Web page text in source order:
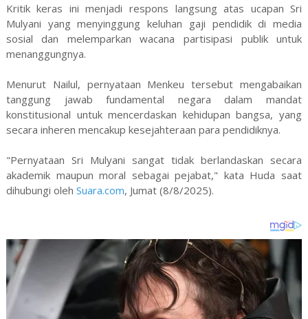
Kritik keras ini menjadi respons langsung atas ucapan Sri
Mulyani yang menyinggung keluhan gaji pendidik di media
sosial dan melemparkan wacana partisipasi publik untuk
menanggungnya.
Menurut Nailul, pernyataan Menkeu tersebut mengabaikan
tanggung jawab fundamental negara dalam mandat
konstitusional untuk mencerdaskan kehidupan bangsa, yang
secara inheren mencakup kesejahteraan para pendidiknya.
"Pernyataan Sri Mulyani sangat tidak berlandaskan secara
akademik maupun moral sebagai pejabat," kata Huda saat
dihubungi oleh Suara.com, Jumat (8/8/2025).